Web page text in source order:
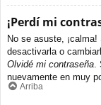
¡Perdí mi
No se asuste,
desactivarla o
Olvidé mi contraseña
nuevamente en muy
Arriba